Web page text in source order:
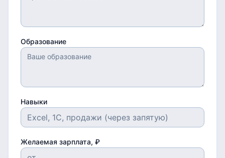
Образование
Навыки
Желаемая зарплата, ₽